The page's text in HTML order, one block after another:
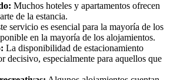
Muchos hoteles y apartamentos ofrecen
de la estancia.
servicio es esencial para la mayoría de los
en la mayoría de los alojamientos.
La disponibilidad de estacionamiento
decisivo, especialmente para aquellos que